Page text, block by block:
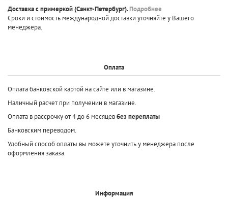
Доставка с примеркой(Санкт-Петербург).Подробнее
Сроки и стоимость международной доставки уточняйте у Вашего
менеджера.
Оплата
Оплата банковской картой на сайте или в магазине.
Наличный расчет при получении в магазине.
Оплата в рассрочку от 4 до 6 месяцевбез переплаты
Банковским переводом.
Удобный способ оплаты вы можете уточнить у менеджера после
оформления заказа.
Информация